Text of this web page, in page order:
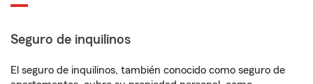
Seguro de inquilinos
El seguro de inquilinos, también conocido como seguro de